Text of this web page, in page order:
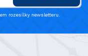
rozesílky newsletteru.